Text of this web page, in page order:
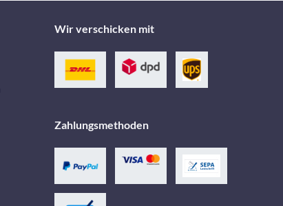
Wir verschicken mit
Zahlungsmethoden